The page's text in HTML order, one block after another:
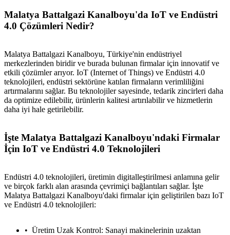
Malatya Battalgazi Kanalboyu'da IoT ve Endüstri
4.0 Çözümleri Nedir?
Malatya Battalgazi Kanalboyu, Türkiye'nin endüstriyel
merkezlerinden biridir ve burada bulunan firmalar için innovatif ve
etkili çözümler arıyor. IoT (Internet of Things) ve Endüstri 4.0
teknolojileri, endüstri sektörüne katılan firmaların verimliliğini
artırmalarını sağlar. Bu teknolojiler sayesinde, tedarik zincirleri daha
da optimize edilebilir, ürünlerin kalitesi artırılabilir ve hizmetlerin
daha iyi hale getirilebilir.
İşte Malatya Battalgazi Kanalboyu'ndaki Firmalar
İçin IoT ve Endüstri 4.0 Teknolojileri
Endüstri 4.0 teknolojileri, üretimin digitalleştirilmesi anlamına gelir
ve birçok farklı alan arasında çevrimiçi bağlantıları sağlar. İşte
Malatya Battalgazi Kanalboyu'daki firmalar için geliştirilen bazı IoT
ve Endüstri 4.0 teknolojileri:
Üretim Uzak Kontrol: Sanayi makinelerinin uzaktan